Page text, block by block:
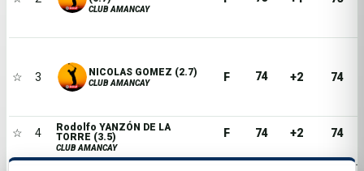
CLUB AMANCAY
☆ 3 NICOLAS GOMEZ (2.7)
CLUB AMANCAY F 74 +2 74
☆ 4
Rodolfo YANZÓN DE LA
TORRE (3.5)
CLUB AMANCAY
F 74 +2 74